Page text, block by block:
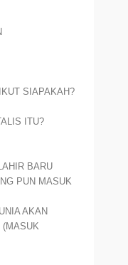
SIAPAKAH?
ITU?
BARU
PUN MASUK
AKAN
(MASUK